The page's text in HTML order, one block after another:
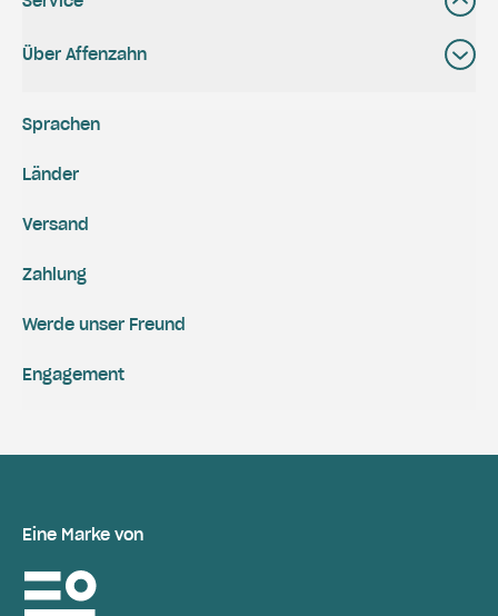
Über Affenzahn
Versand
Zahlung
Engagement
Werde unser Freund
Sprachen
Länder
Eine Marke von